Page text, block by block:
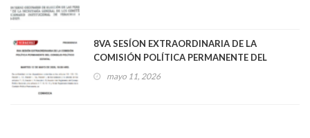
8VA SESÍON EXTRAORDINARIA DE LA
COMISIÓN POLÍTICA PERMANENTE DEL
CONSEJO POLÍTICO ESTATAL
mayo 11, 2026